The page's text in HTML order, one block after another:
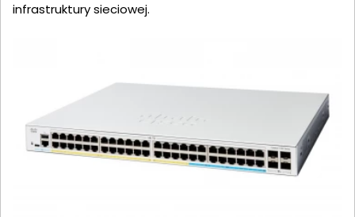
infrastruktury sieciowej.